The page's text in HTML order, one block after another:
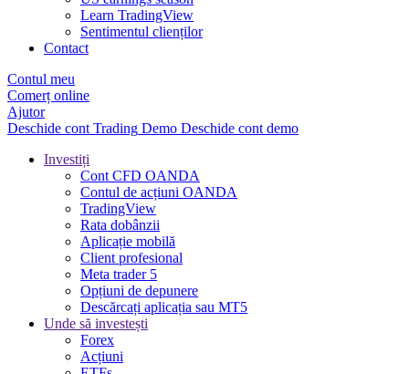
Learn TradingView
Sentimentul clienților
Contact
Contul meu
Comerț online
Ajutor
Deschide cont Trading Demo Deschide cont demo
Investiți
Cont CFD OANDA
Contul de acțiuni OANDA
TradingView
Rata dobânzii
Aplicație mobilă
Client profesional
Meta trader 5
Opțiuni de depunere
Descărcați aplicația sau MT5
Unde să investești
Forex
Acțiuni